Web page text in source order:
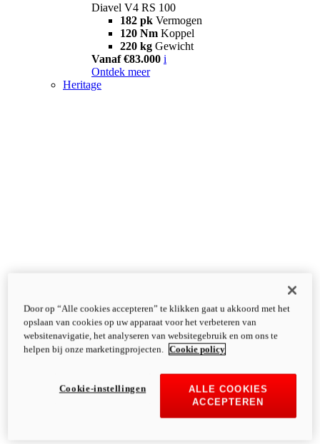
Diavel V4 RS 100
182 pk Vermogen
120 Nm Koppel
220 kg Gewicht
Vanaf €83.000 i
Ontdek meer
Heritage
Door op “Alle cookies accepteren” te klikken gaat u akkoord met het
opslaan van cookies op uw apparaat voor het verbeteren van
websitenavigatie, het analyseren van websitegebruik en om ons te
helpen bij onze marketingprojecten.
Cookie policy
ALLE COOKIES
ACCEPTEREN
Cookie-instellingen